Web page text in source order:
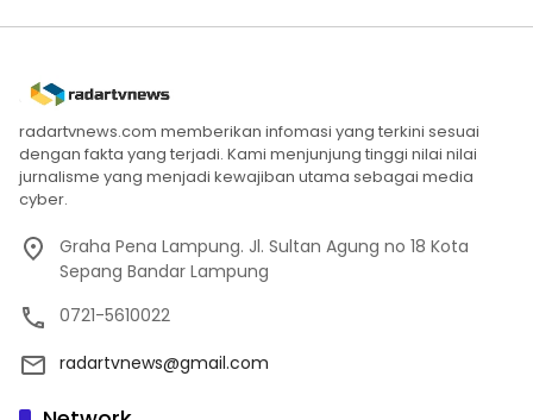
radartvnews.com memberikan infomasi yang terkini sesuai
dengan fakta yang terjadi. Kami menjunjung tinggi nilai nilai
jurnalisme yang menjadi kewajiban utama sebagai media
cyber.
Graha Pena Lampung. Jl. Sultan Agung no 18 Kota
Sepang Bandar Lampung
0721-5610022
radartvnews@gmail.com